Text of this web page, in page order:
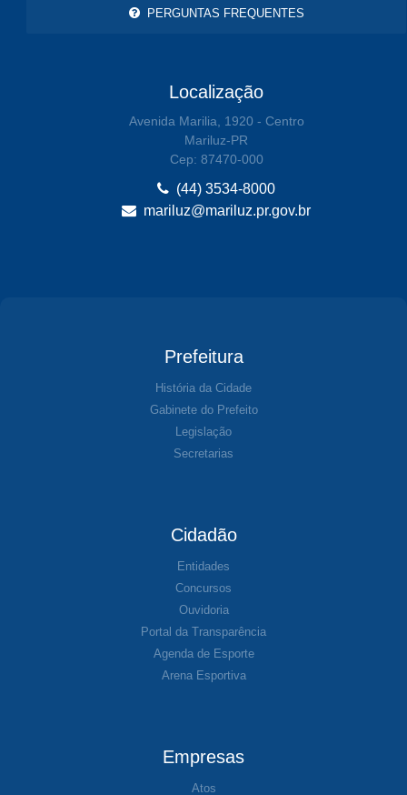
PERGUNTAS FREQUENTES
Localização
Avenida Marilia, 1920 - Centro
Mariluz-PR
Cep: 87470-000
(44) 3534-8000
mariluz@mariluz.pr.gov.br
Prefeitura
História da Cidade
Gabinete do Prefeito
Legislação
Secretarias
Cidadão
Entidades
Concursos
Ouvidoria
Portal da Transparência
Agenda de Esporte
Arena Esportiva
Empresas
Atos